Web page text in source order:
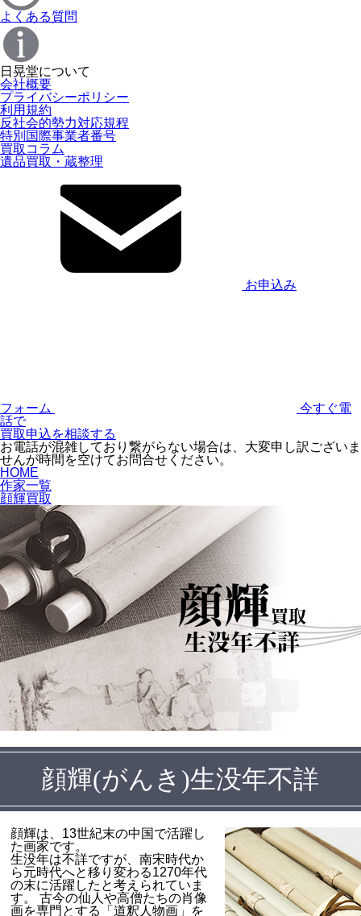
よくある質問
日晃堂について
会社概要
プライバシーポリシー
利用規約
反社会的勢力対応規程
特別国際事業者番号
買取コラム
遺品買取・蔵整理
お申込み
フォーム
今すぐ電
話で
買取申込を相談する
お電話が混雑しており繋がらない場合は、大変申し訳ございま
せんが時間を空けてお問合せください。
HOME
作家一覧
顔輝買取
顔輝買取
生没年不詳
顔輝(がんき)生没年不詳
顔輝は、13世紀末の中国で活躍し
た画家です。
生没年は不詳ですが、南宋時代か
ら元時代へと移り変わる1270年代
の末に活躍したと考えられていま
す。 古今の仙人や高僧たちの肖像
画を専門とする「道釈人物画」を